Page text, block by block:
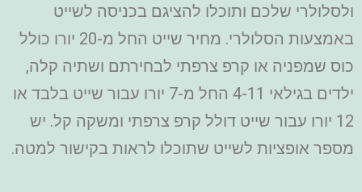
ולסלולרי שלכם ותוכלו להציגם בכניסה לשייט
באמצעות הסלולרי. מחיר שייט החל מ-20 יורו כולל
כוס שמפניה או קרפ צרפתי לבחירתם ושתיה קלה,
ילדים בגילאי 4-11 החל מ-7 יורו עבור שייט בלבד או
12 יורו עבור שייט דולל קרפ צרפתי ומשקה קל. יש
מספר אופציות לשייט שתוכלו לראות בקישור למטה.